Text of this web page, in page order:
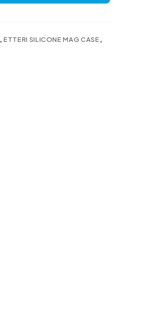
,ETTERI SILICONE MAG CASE ,